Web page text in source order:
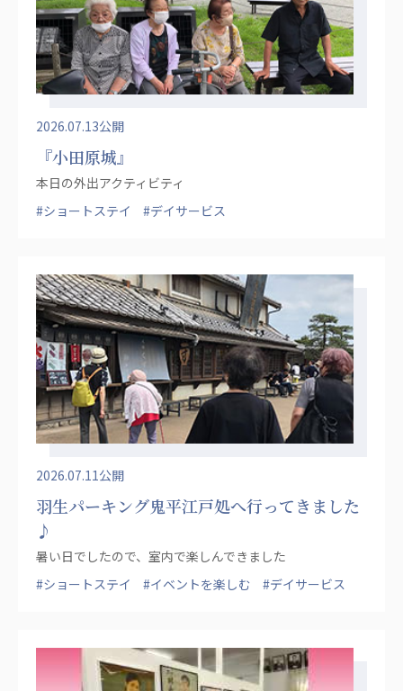
洛桂の郷
桂寿の郷
訪問看護ステーション秋桜
上桂の郷
教育（共に生きる仲間達）
学校法人明星学園
国際医療専門学校 浦和学院高等学校
特定非営利活動法人ファイアーレッズメディカルスポ
ーツクラブ
特定非営利活動法人アート応援隊
その他
Mediclude 株式会社アジアメデカ元気事業団
株式会社フラワーコミュニティ放送
Medicare Lead Japan
株式会社日本医科学研究所
特定非営利活動法人共生フォーラム
一般社団法人フードラボジャパン
株式会社アメックファーマシー
2026.07.13公開
『小田原城』
本日の外出アクティビティ
#ショートステイ
#デイサービス
2026.07.11公開
羽生パーキング鬼平江戸処へ行ってきました
♪
暑い日でしたので、室内で楽しんできました
#ショートステイ
#イベントを楽しむ #デイサービス